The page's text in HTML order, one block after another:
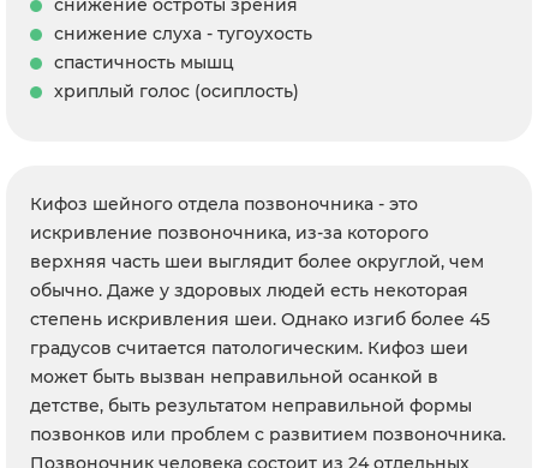
снижение остроты зрения
снижение слуха - тугоухость
спастичность мышц
хриплый голос (осиплость)
Кифоз шейного отдела позвоночника - это
искривление позвоночника, из-за которого
верхняя часть шеи выглядит более округлой, чем
обычно. Даже у здоровых людей есть некоторая
степень искривления шеи. Однако изгиб более 45
градусов считается патологическим. Кифоз шеи
может быть вызван неправильной осанкой в
детстве, быть результатом неправильной формы
позвонков или проблем с развитием позвоночника.
Позвоночник человека состоит из 24 отдельных